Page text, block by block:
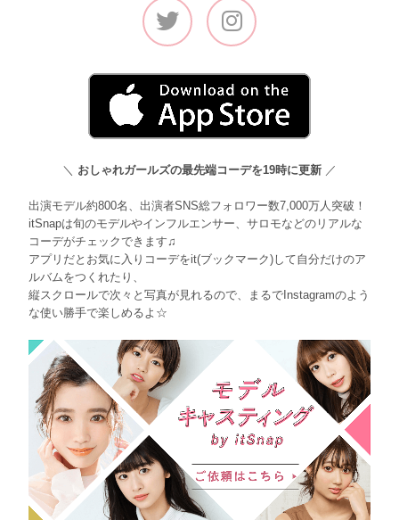
＼ おしゃれガールズの最先端コーデを19時に更新 ／
出演モデル約800名、出演者SNS総フォロワー数7,000万人突破！
itSnapは旬のモデルやインフルエンサー、サロモなどのリアルな
コーデがチェックできます♫
アプリだとお気に入りコーデをit(ブックマーク)して自分だけのア
ルバムをつくれたり、
縦スクロールで次々と写真が見れるので、まるでInstagramのよう
な使い勝手で楽しめるよ☆